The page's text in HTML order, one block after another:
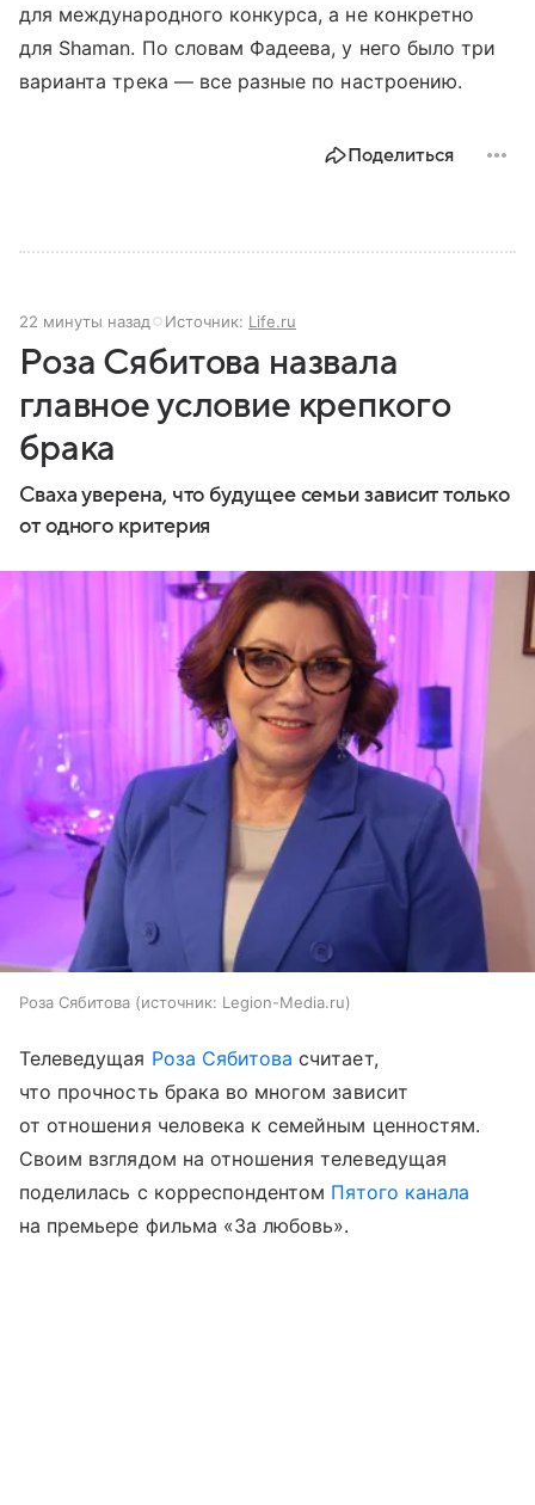
для международного конкурса, а не конкретно
для Shaman. По словам Фадеева, у него было три
варианта трека — все разные по настроению.
Поделиться
22 минуты назад Источник: Life.ru
Роза Сябитова назвала
главное условие крепкого
брака
Сваха уверена, что будущее семьи зависит только
от одного критерия
Роза Сябитова источник: Legion-Media.ru
Телеведущая Роза Сябитова считает,
что прочность брака во многом зависит
от отношения человека к семейным ценностям.
Своим взглядом на отношения телеведущая
поделилась с корреспондентом Пятого канала
на премьере фильма «За любовь».